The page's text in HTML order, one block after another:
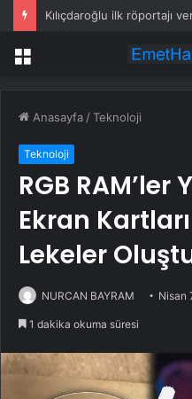
Menü
Anasayfa /Teknoloji
Teknoloji
RGB RAM’ler
Ekran
Lekeler
NURCAN BAYRAM Nisan
1 dakika okuma süresi